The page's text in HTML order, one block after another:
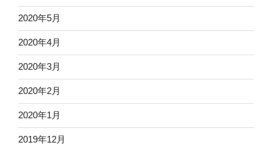
2020年5月
2020年4月
2020年3月
2020年2月
2020年1月
2019年12月